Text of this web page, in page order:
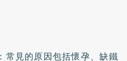
常見的原因包括懷孕、缺鐵